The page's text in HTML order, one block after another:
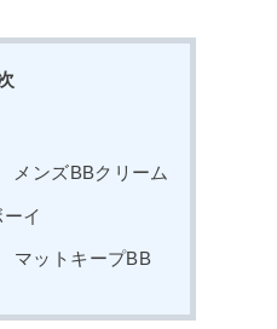
ンズBBクリーム
イ
マットキープBB